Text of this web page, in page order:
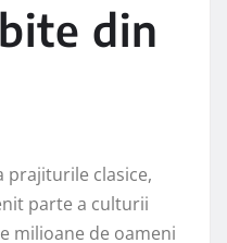
din
prajiturile clasice,
parte a culturii
milioane de oameni